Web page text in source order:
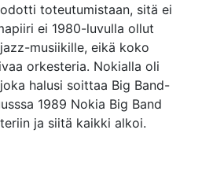
toteutumistaan, sitä ei
ei 1980-luvulla ollut
musiikille, eikä koko
orkesteria. Nokialla oli
halusi soittaa Big Band-
1989 Nokia Big Band
ja siitä kaikki alkoi.